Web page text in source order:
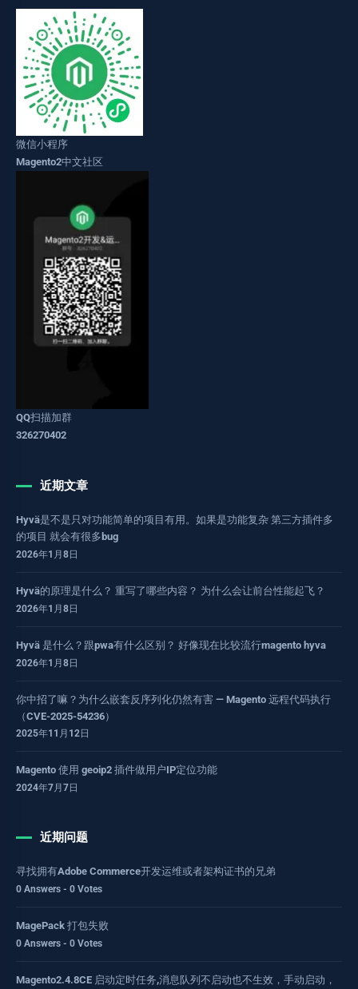
微信小程序
Magento2中文社区
QQ扫描加群
326270402
近期文章
Hyvä是不是只对功能简单的项目有用。如果是功能复杂 第三方插件多
的项目 就会有很多bug
2026年1月8日
Hyvä的原理是什么？ 重写了哪些内容？ 为什么会让前台性能起飞？
2026年1月8日
Hyvä 是什么？跟pwa有什么区别？ 好像现在比较流行magento hyva
2026年1月8日
你中招了嘛？为什么嵌套反序列化仍然有害 — Magento 远程代码执行
（CVE-2025-54236）
2025年11月12日
Magento 使用 geoip2 插件做用户IP定位功能
2024年7月7日
近期问题
寻找拥有Adobe Commerce开发运维或者架构证书的兄弟
0 Answers - 0 Votes
MagePack 打包失败
0 Answers - 0 Votes
Magento2.4.8CE 启动定时任务,消息队列不启动也不生效，手动启动，